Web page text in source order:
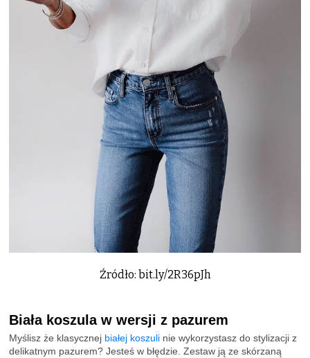
Źródło: bit.ly/2R36pJh
Biała koszula w wersji z pazurem
Myślisz że klasycznej białej koszuli nie wykorzystasz do stylizacji z
delikatnym pazurem? Jesteś w błędzie. Zestaw ją ze skórzaną